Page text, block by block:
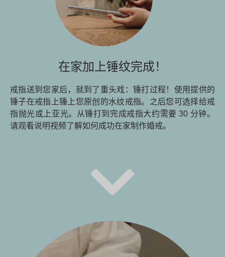
在家加上锤纹完成！
戒指送到您家后，就到了重头戏：锤打过程！使用提供的
锤子在戒指上锤上您原创的水纹戒指。之后您可选择给戒
指抛光或上亚光。从锤打到完成戒指大约需要 30 分钟。
请观看说明视频了解如何成功在家制作婚戒。